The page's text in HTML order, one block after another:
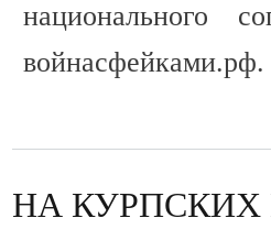
национального
войнасфейками.рф.
НА